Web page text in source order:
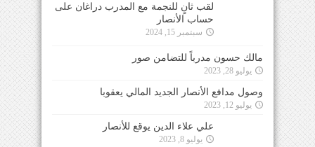
لقب ثانٍ للنجمة مع المدرب دراغان على
حساب الأنصار
سبتمبر 15, 2024
مالك حسون مدرباً للتضامن صور
يوليو 28, 2023
وصول مدافع الأنصار الجديد المالي يعقوبا
يوليو 12, 2023
علي علاء الدين يوقع للأنصار
يوليو 8, 2023